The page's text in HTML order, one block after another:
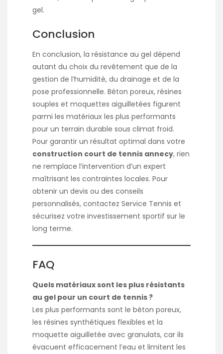
gel.
Conclusion
En conclusion, la résistance au gel dépend
autant du choix du revêtement que de la
gestion de l’humidité, du drainage et de la
pose professionnelle. Béton poreux, résines
souples et moquettes aiguilletées figurent
parmi les matériaux les plus performants
pour un terrain durable sous climat froid.
Pour garantir un résultat optimal dans votre
construction court de tennis annecy, rien
ne remplace l’intervention d’un expert
maîtrisant les contraintes locales. Pour
obtenir un devis ou des conseils
personnalisés, contactez Service Tennis et
sécurisez votre investissement sportif sur le
long terme.
FAQ
Quels matériaux sont les plus résistants
au gel pour un court de tennis ?
Les plus performants sont le béton poreux,
les résines synthétiques flexibles et la
moquette aiguilletée avec granulats, car ils
évacuent efficacement l’eau et limitent les